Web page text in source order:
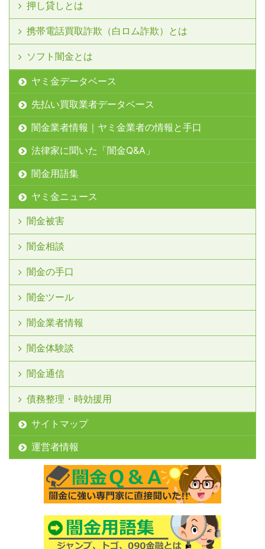
押し貸しとは
携帯電話買取詐欺（白ロム詐欺）とは
ソフト闇金とは
ヤミ金データベース
先払い買取業者データベース
闇金業者情報｜ヤミ金業者の情報と手口
法律家に聞いた「闇金Q&A」
闇金用語集
ヤミ金ニュース
闇金被害
闇金相談
闇金の手口
闇金ツール
闇金業者情報
闇金体験談
闇金通信
債務整理・時効援用
サイトマップ
運営者情報